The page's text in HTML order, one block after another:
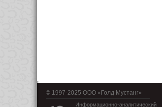
© 1997-2025 OOO «Голд Мустанг»
Информационно-аналитический